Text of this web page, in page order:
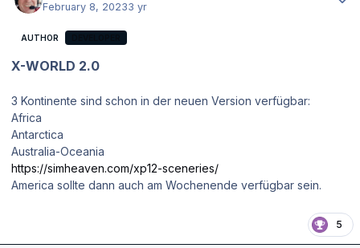
February 8, 20233 yr
AUTHOR
X-WORLD 2.0
3 Kontinente sind schon in der neuen Version verfügbar:
Africa
Antarctica
Australia-Oceania
https://simheaven.com/xp12-sceneries/
America sollte dann auch am Wochenende verfügbar sein.
5